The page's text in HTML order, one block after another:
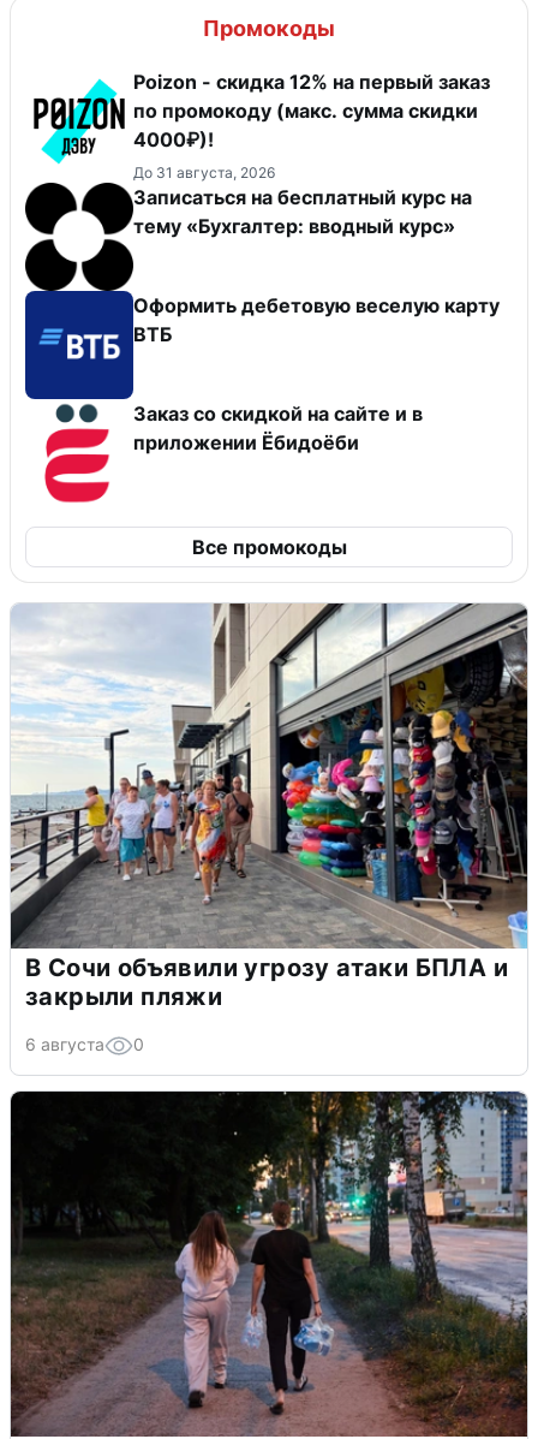
Промокоды
Poizon - скидка 12% на первый заказ
по промокоду (макс. сумма скидки
4000₽)!
До 31 августа, 2026
Записаться на бесплатный курс на
тему «Бухгалтер: вводный курс»
Оформить дебетовую веселую карту
ВТБ
Заказ со скидкой на сайте и в
приложении Ёбидоёби
Все промокоды
В Сочи объявили угрозу атаки БПЛА и
закрыли пляжи
6 августа 0